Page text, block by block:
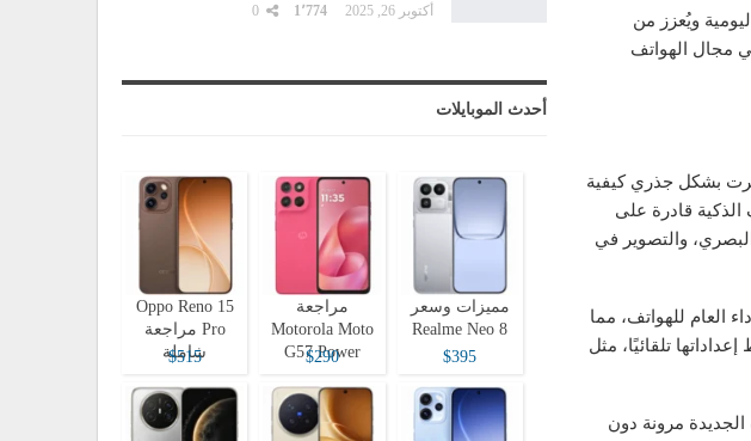
ويُعزز من
مجال الهواتف
بشكل جذري كيفية
قادرة على
والتصوير في
العام للهواتف، مما
تلقائيًا، مثل
مرونة دون
أكتوبر 26, 2025 1٬774
أحدث الموبايلات
مميزات وسعر
Realme Neo 8
$395
مراجعة
Motorola Moto
G57 Power
$290
Oppo Reno 15
Pro مراجعة
شاملة
$515